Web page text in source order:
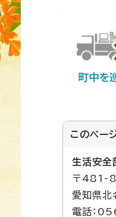
このペー
生活安全
〒481-
愛知県
電話：